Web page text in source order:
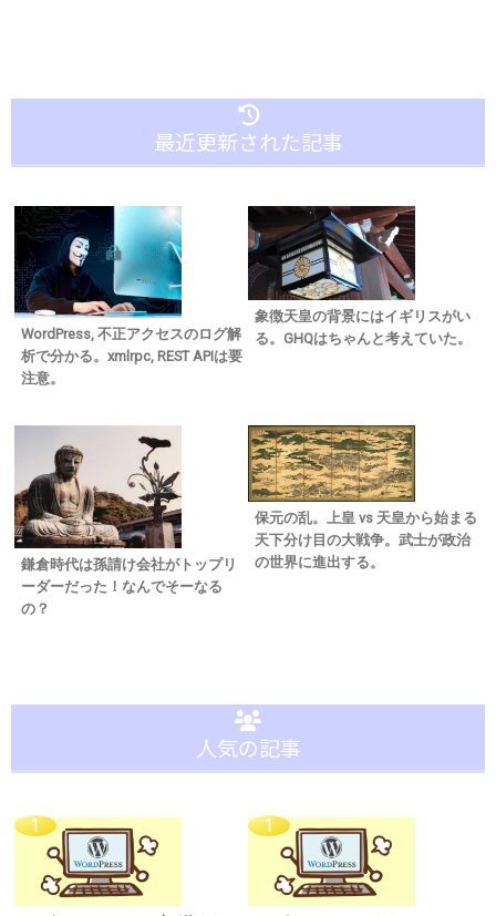
最近更新された記事
WordPress, 不正アクセスのログ解
析で分かる。xmlrpc, REST APIは要
注意。
象徴天皇の背景にはイギリスがい
る。GHQはちゃんと考えていた。
鎌倉時代は孫請け会社がトップリ
ーダーだった！なんでそーなる
の？
保元の乱。上皇 vs 天皇から始まる
天下分け目の大戦争。武士が政治
の世界に進出する。
人気の記事